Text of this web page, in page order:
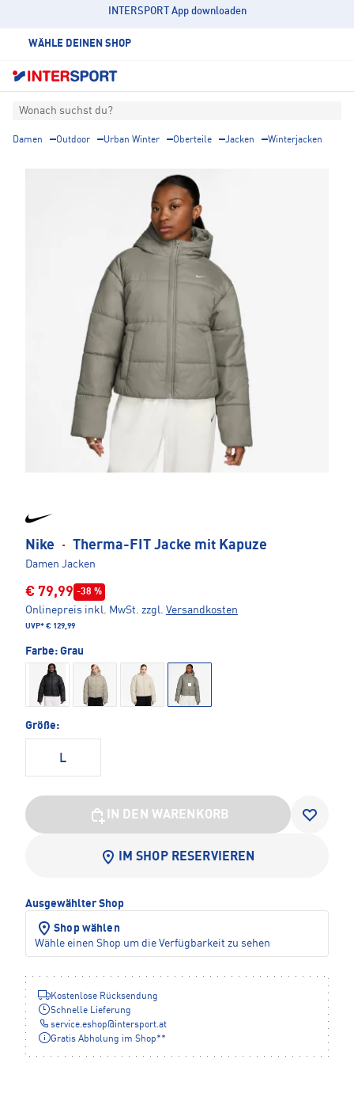
INTERSPORT App downloaden
WÄHLE DEINEN SHOP
Wonach suchst du?
Damen Outdoor Urban Winter Oberteile Jacken Winterjacken
Nike · Therma-FIT Jacke mit Kapuze
Damen Jacken
€ 79,99 -38 %
Onlinepreis inkl. MwSt. zzgl. Versandkosten
UVP* € 129,99
Farbe: Grau
Größe:
L
IN DEN WARENKORB
IM SHOP RESERVIEREN
Ausgewählter Shop
Shop wählen
Wähle einen Shop um die Verfügbarkeit zu sehen
Kostenlose Rücksendung
Schnelle Lieferung
service.eshop@ intersport.at
Gratis Abholung im Shop**